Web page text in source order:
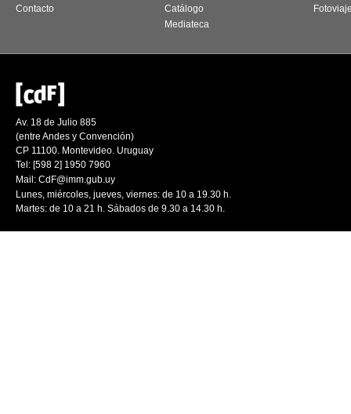
Contacto
Catálogo
Mediateca
Av. 18 de Julio 885
(entre Andes y Convención)
CP 11100. Montevideo. Uruguay
Tel: [598 2] 1950 7960
Mail: CdF@imm.gub.uy
Lunes, miércoles, jueves, viernes: de 10 a 19.30 h.
Martes: de 10 a 21 h. Sábados de 9.30 a 14.30 h.